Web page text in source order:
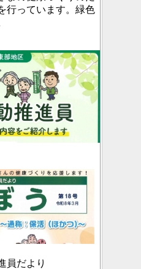
行っています。緑色
員だより